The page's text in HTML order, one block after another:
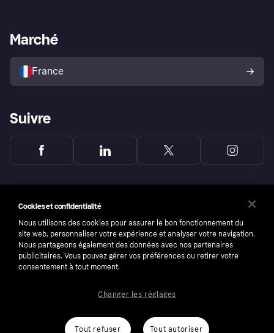
Explorez les magasins
Politique de protection de
l’acheteur Klarna
Portail Marchand
Marché
France
Suivre
number: 556737-0431
Cookies et confidentialité
Nous utilisons des cookies pour assurer le bon fonctionnement du
site web, personnaliser votre expérience et analyser votre navigation.
Nous partageons également des données avec nos partenaires
publicitaires. Vous pouvez gérer vos préférences ou retirer votre
consentement à tout moment.
Tout refuser Tout autoriser
Changer les réglages